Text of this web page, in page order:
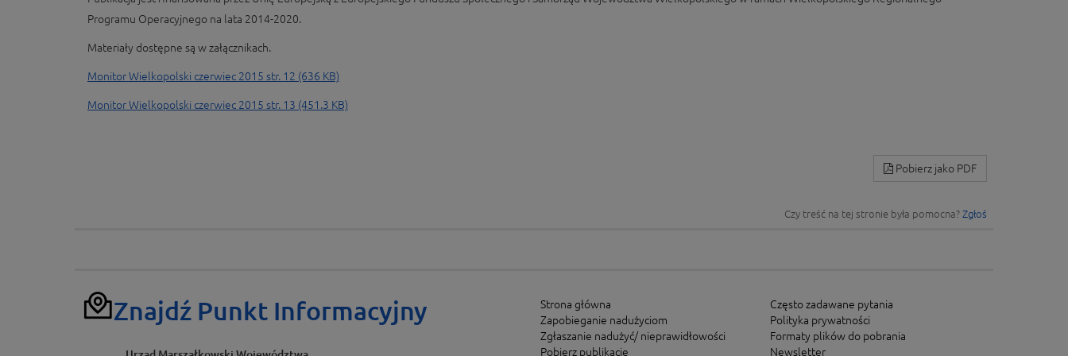
Programu Operacyjnego na lata 2014-2020.
Materiały dostępne są w załącznikach.
Monitor Wielkopolski czerwiec 2015 str. 12 (636 KB)
Monitor Wielkopolski czerwiec 2015 str. 13 (451.3 KB)
Pobierz jako PDF
Czy treść na tej stronie była pomocna? Zgłoś
Znajdź Punkt Informacyjny
Strona główna
Zapobieganie nadużyciom
Zgłaszanie nadużyć/ nieprawidłowości
Pobierz publikacje
Często zadawane pytania
Polityka prywatności
Formaty plików do pobrania
Newsletter